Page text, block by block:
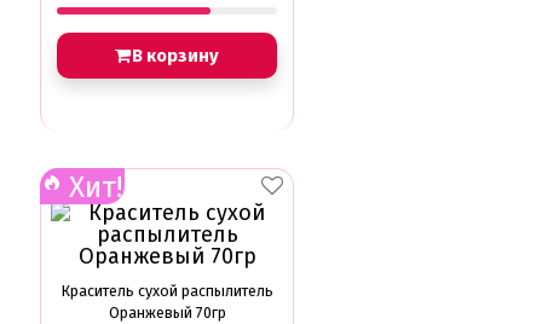
В корзину
Хит!
Краситель сухой распылитель
Оранжевый 70гр